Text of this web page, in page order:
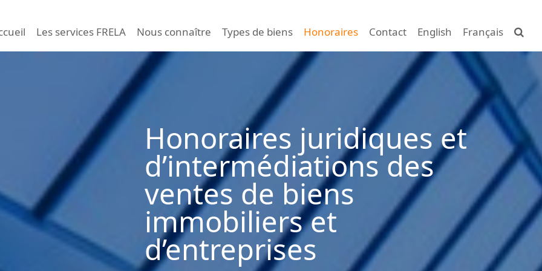
Les services FRELA Nous connaître Types de biens Honoraires Contact English Français
Honoraires juridiques et
d’intermédiations des
ventes de biens
immobiliers et
d’entreprises